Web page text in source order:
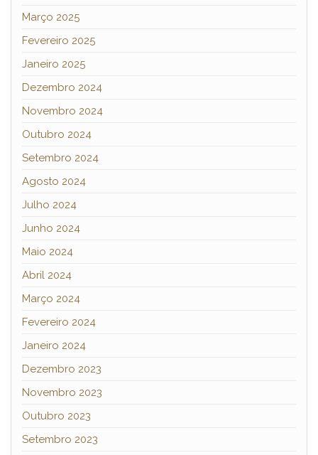
Março 2025
Fevereiro 2025
Janeiro 2025
Dezembro 2024
Novembro 2024
Outubro 2024
Setembro 2024
Agosto 2024
Julho 2024
Junho 2024
Maio 2024
Abril 2024
Março 2024
Fevereiro 2024
Janeiro 2024
Dezembro 2023
Novembro 2023
Outubro 2023
Setembro 2023